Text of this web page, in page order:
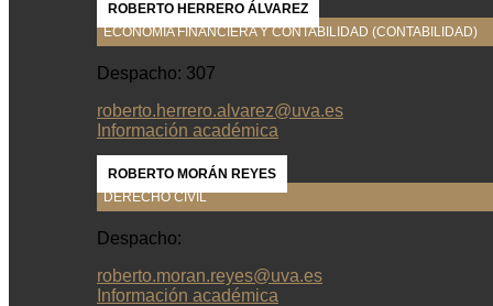
ROBERTO HERRERO ÁLVAREZ
ECONOMÍA FINANCIERA Y CONTABILIDAD (CONTABILIDAD)
Despacho: 307
roberto.herrero.alvarez@uva.es
Información académica
ROBERTO MORÁN REYES
DERECHO CIVIL
Despacho:
roberto.moran.reyes@uva.es
Información académica